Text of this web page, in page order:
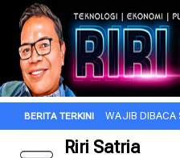
YANG WAJIB DIBACA SETIAP
Riri Satria